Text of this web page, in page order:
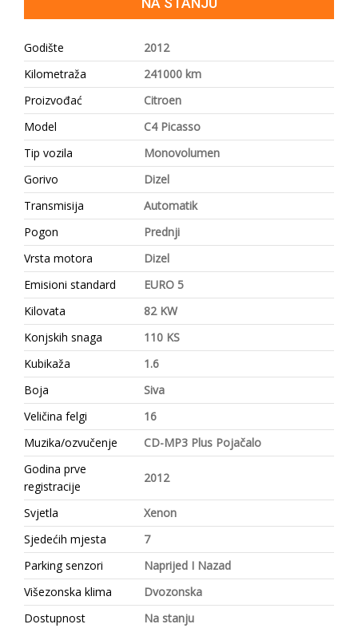
Godište
2012
Kilometraža
241000 km
Proizvođać
Citroen
Model
C4 Picasso
Tip vozila
Monovolumen
Gorivo
Dizel
Transmisija
Automatik
Pogon
Prednji
Vrsta motora
Dizel
Emisioni standard
EURO 5
Kilovata
82 KW
Konjskih snaga
110 KS
Kubikaža
1.6
Boja
Siva
Veličina felgi
16
Muzika/ozvučenje
CD-MP3 Plus Pojačalo
Godina prve
registracije
2012
Svjetla
Xenon
Sjedećih mjesta
7
Parking senzori
Naprijed I Nazad
Višezonska klima
Dvozonska
Dostupnost
Na stanju